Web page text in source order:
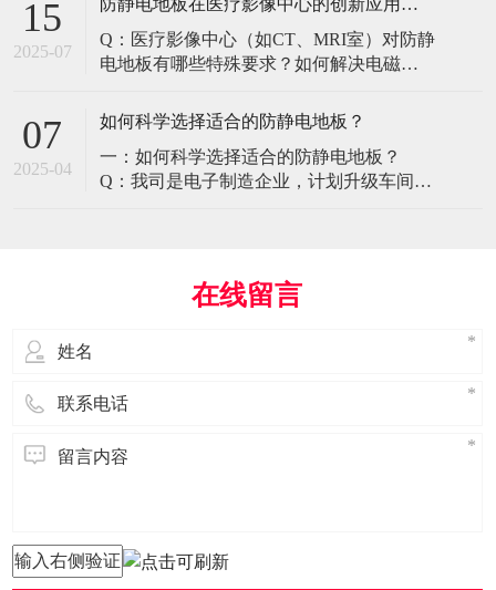
境要求 • 防爆等级：Ex IIB T4（ATEX认
证） • 静电泄放速度：<0.
15
2025-07
防静电地板在医疗影像中心的创新应用方案
Q：医疗影像中心（如CT、MRI室）对防静
电地板有哪些特殊要求？如何解决电磁干
环境特殊性对防静电地板提出了前所未有
疗影像环境的特殊需求 电磁兼容性要求 •
MRI室需完全无磁：磁化率<0.001（
07
2025-04
如何科学选择适合的防静电地板？
一：如何科学选择适合的防静电地板？
Q：我司是电子制造企业，计划升级车间地
用场景、技术指标及长期维护成本综合考
量。作为深耕行业多年的广东立品地板科
在线留言